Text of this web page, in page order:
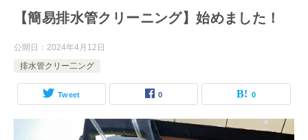
【簡易排水管クリーニング】始めました！
公開日： 2024年4月12日
排水管クリー二ング
Tweet 0 0